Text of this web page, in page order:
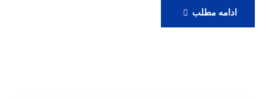
ادامه مطلبرزرو
ویزیت